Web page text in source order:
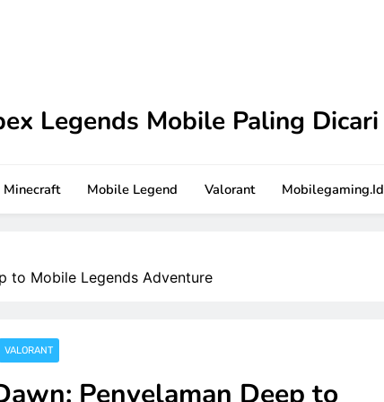
Legends Mobile Paling Dicari
Minecraft Mobile Legend Valorant Mobilegaming.id
to Mobile Legends Adventure
VALORANT
Penyelaman Deep to